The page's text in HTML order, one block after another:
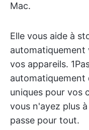
Mac.
Elle vous aide à
automatiquement
vos appareils.
automatiquement
uniques pour vos
vous n'ayez plus
passe pour tout.